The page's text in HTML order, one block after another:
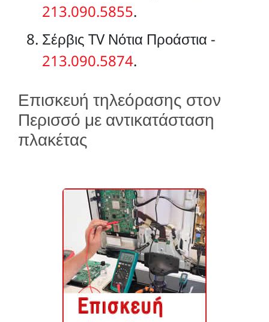
213.090.5855.
Σέρβις TV Νότια Προάστια -
213.090.5874.
Επισκευή τηλεόρασης στον
Περισσό με αντικατάσταση
πλακέτας